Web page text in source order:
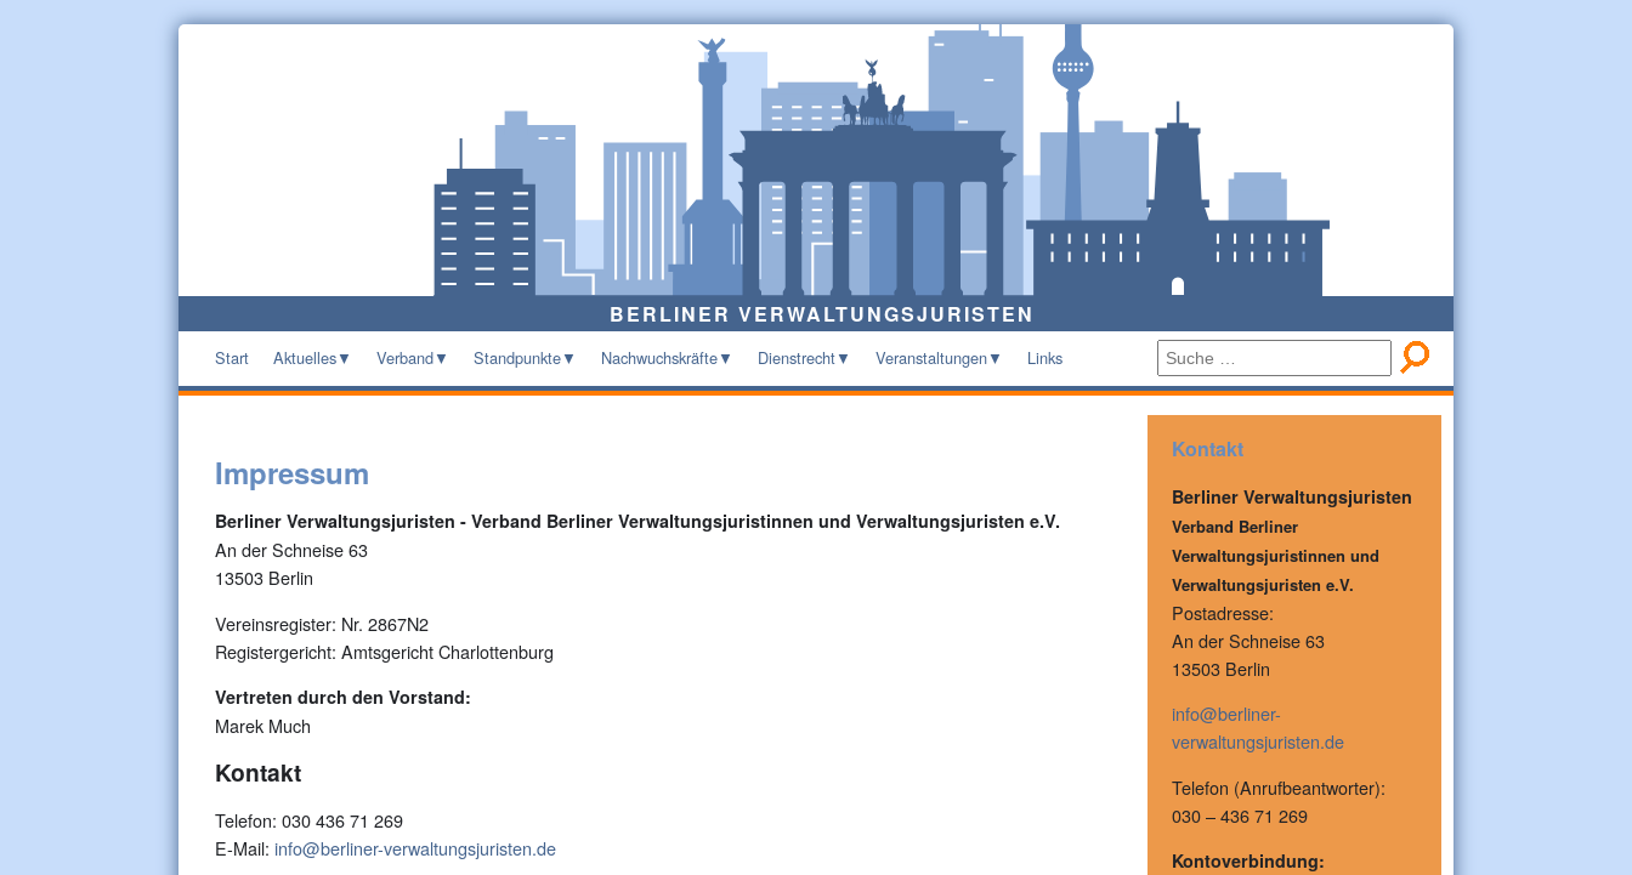
BERLINER VERWALTUNGSJURISTEN
Start Aktuelles Verband Standpunkte Nachwuchskräfte Dienstrecht Veranstaltungen Links
Kontakt
Berliner Verwaltungsjuristen
Verband Berliner
Verwaltungsjuristinnen und
Verwaltungsjuristen e.V.
Postadresse:
An der Schneise 63
13503 Berlin
info@berliner-
verwaltungsjuristen.de
Telefon (Anrufbeantworter):
030 – 436 71 269
Kontoverbindung:
Impressum
Berliner Verwaltungsjuristen - Verband Berliner Verwaltungsjuristinnen und Verwaltungsjuristen e.V.
An der Schneise 63
13503 Berlin
Vereinsregister: Nr. 2867N2
Registergericht: Amtsgericht Charlottenburg
Vertreten durch den Vorstand:
Marek Much
Kontakt
Telefon: 030 436 71 269
E-Mail: info@berliner-verwaltungsjuristen.de